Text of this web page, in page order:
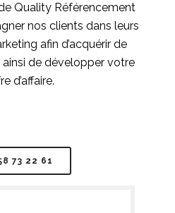
Quality Référencement
nos clients dans leurs
afin d’acquérir de
de développer votre
d’affaire.
73 22 61